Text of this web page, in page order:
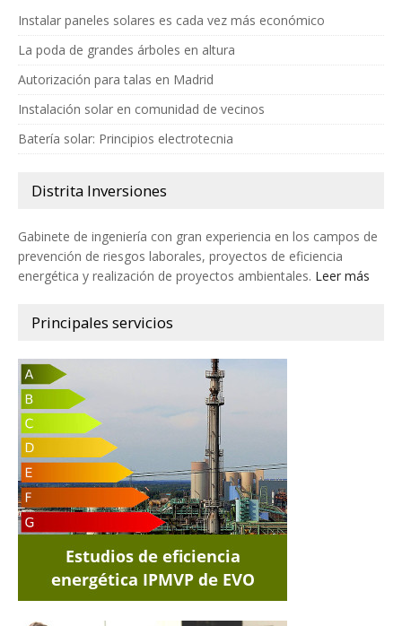
Instalar paneles solares es cada vez más económico
La poda de grandes árboles en altura
Autorización para talas en Madrid
Instalación solar en comunidad de vecinos
Batería solar: Principios electrotecnia
Distrita Inversiones
Gabinete de ingeniería con gran experiencia en los campos de
prevención de riesgos laborales, proyectos de eficiencia
energética y realización de proyectos ambientales. Leer más
Principales servicios